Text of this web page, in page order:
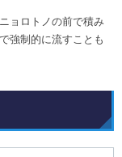
ョロトノの前で積み
強制的に流すことも